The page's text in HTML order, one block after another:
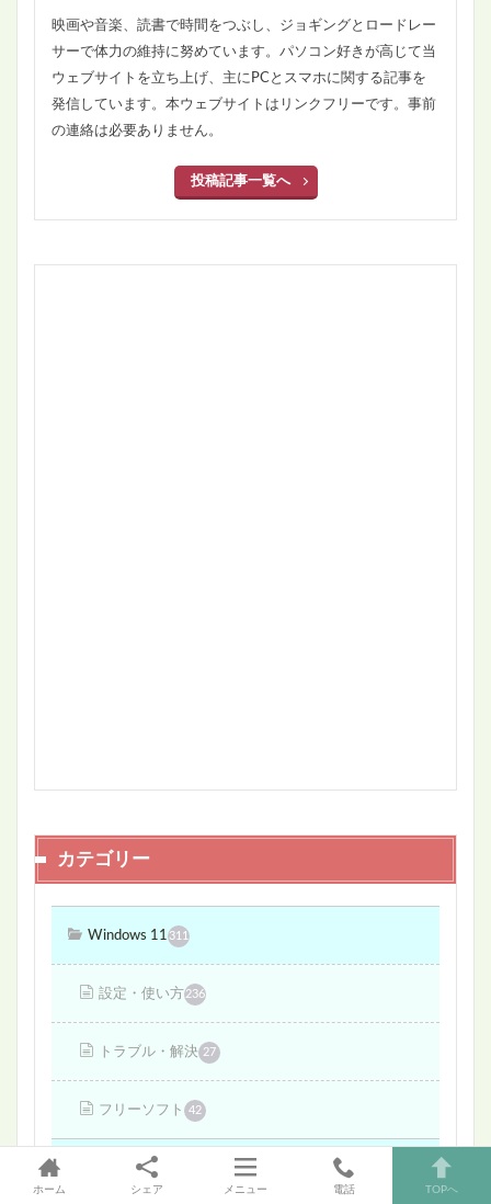
映画や音楽、読書で時間をつぶし、ジョギングとロードレー
サーで体力の維持に努めています。パソコン好きが高じて当
ウェブサイトを立ち上げ、主にPCとスマホに関する記事を
発信しています。本ウェブサイトはリンクフリーです。事前
の連絡は必要ありません。
投稿記事一覧へ
カテゴリー
Windows 11 311
設定・使い方236
トラブル・解決 27
フリーソフト 42
Windows11・10共通 34
ホーム シェア メニュー 電話 TOPへ